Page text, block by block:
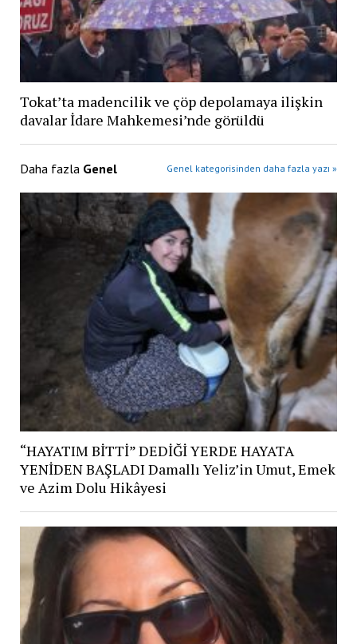
Tokat’ta madencilik ve çöp depolamaya ilişkin
davalar İdare Mahkemesi’nde görüldü
Daha fazla Genel Genel kategorisinden daha fazla yazı »
“HAYATIM BİTTİ” DEDİĞİ YERDE HAYATA
YENİDEN BAŞLADI Damallı Yeliz’in Umut, Emek
ve Azim Dolu Hikâyesi